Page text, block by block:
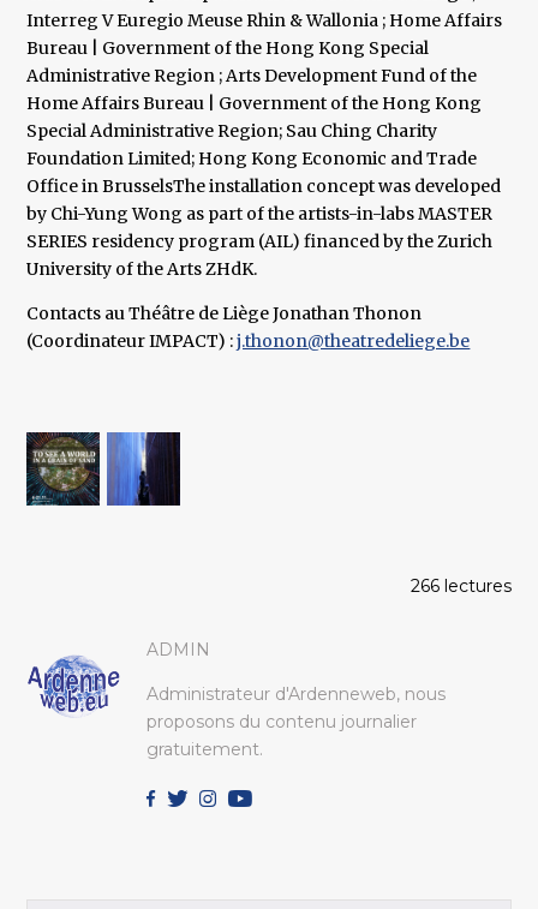
Interreg V Euregio Meuse Rhin & Wallonia ; Home Affairs
Bureau | Government of the Hong Kong Special
Administrative Region ; Arts Development Fund of the
Home Affairs Bureau | Government of the Hong Kong
Special Administrative Region; Sau Ching Charity
Foundation Limited; Hong Kong Economic and Trade
Office in BrusselsThe installation concept was developed
by Chi-Yung Wong as part of the artists-in-labs MASTER
SERIES residency program (AIL) financed by the Zurich
University of the Arts ZHdK.
Contacts au Théâtre de Liège Jonathan Thonon
(Coordinateur IMPACT) :j.thonon@theatredeliege.be
266 lectures
ADMIN
Administrateur d'Ardenneweb, nous
proposons du contenu journalier
gratuitement.